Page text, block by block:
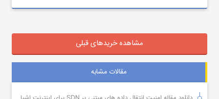
مشاهده خریدهای قبلی
مقالات مشابه